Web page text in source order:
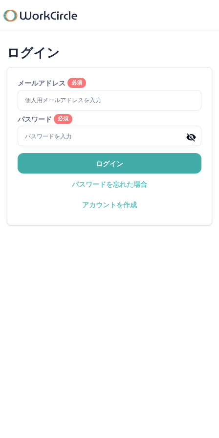
ログイン
メールアドレス 必須
パスワード 必須
ログイン
パスワードを忘れた場合
アカウントを作成